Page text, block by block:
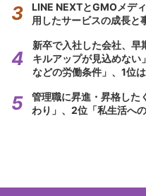
LINE NEXTとGMOメデ
用したサービスの成長と
新卒で入社した会社、
キルアップが見込めな
などの労働条件」、1位
管理職に昇進・昇格し
わり」、2位「私生活へ